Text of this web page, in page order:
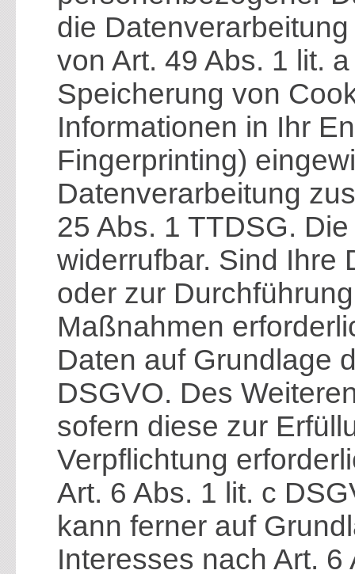
die
von Art. 49 Abs. 1 lit.
Speicherung von
Informationen in Ihr
Fingerprinting)
Datenverarbeitung
25 Abs. 1 TTDSG.
widerrufbar. Sind Ihre
oder zur
Maßnahmen
Daten auf Grundlage
DSGVO. Des
sofern diese zur
Verpflichtung
Art. 6 Abs. 1 lit. c
kann ferner auf
Interesses nach Art.